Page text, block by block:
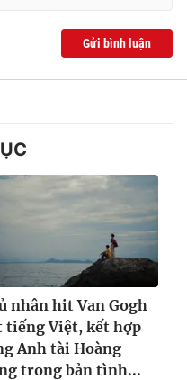
Gửi bình luận
nhân hit Van Gogh
tiếng Việt, kết hợp
Anh tài Hoàng
trong bản tình...